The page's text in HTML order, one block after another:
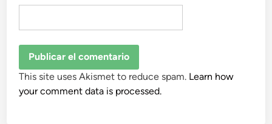
This site uses Akismet to reduce spam. Learn how
your comment data is processed.